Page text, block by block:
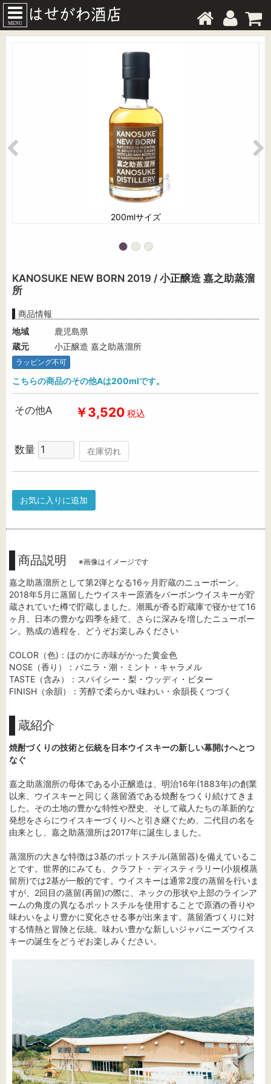
MENU
200mlサイズ
KANOSUKE NEW BORN 2019 / 小正醸造 嘉之助蒸溜
所
商品情報
地域
鹿児島県
蔵元
小正醸造 嘉之助蒸溜所
ラッピング不可
こちらの商品のその他Aは200mlです。
その他A ￥3,520 税込
数量 在庫切れ
お気に入りに追加
商品説明 ※画像はイメージです
嘉之助蒸溜所として第2弾となる16ヶ月貯蔵のニューボーン。
2018年5月に蒸留したウイスキー原酒をバーボンウイスキーが貯
蔵されていた樽で貯蔵しました。潮風が香る貯蔵庫で寝かせて16
ヶ月、日本の豊かな四季を経て、さらに深みを増したニューボー
ン。熟成の過程を、どうぞお楽しみください
COLOR（色)：ほのかに赤味がかった黄金色
NOSE（香り）：バニラ・潮・ミント・キャラメル
TASTE（含み）：スパイシー・梨・ウッディ・ビター
FINISH（余韻）：芳醇で柔らかい味わい・余韻長くつづく
蔵紹介
焼酎づくりの技術と伝統を日本ウイスキーの新しい幕開けへとつ
なぐ
嘉之助蒸溜所の母体である小正醸造は、明治16年(1883年)の創業
以来、ウイスキーと同じく蒸留酒である焼酎をつくり続けてきま
した。その土地の豊かな特性や歴史、そして蔵人たちの革新的な
発想をさらにウイスキーづくりへと引き継ぐため、二代目の名を
由来とし、嘉之助蒸溜所は2017年に誕生しました。
蒸溜所の大きな特徴は3基のポットスチル(蒸留器)を備えているこ
とです。世界的にみても、クラフト・ディスティラリー(小規模蒸
留所)では2基が一般的です。ウイスキーは通常2度の蒸留を行いま
すが、2回目の蒸留(再留)の際に、ネックの形状や上部のラインア
ームの角度の異なるポットスチルを使用することで原酒の香りや
味わいをより豊かに変化させる事が出来ます。蒸留酒づくりに対
する情熱と冒険と伝統。味わい豊かな新しいジャパニーズウイス
キーの誕生をどうぞお楽しみください。